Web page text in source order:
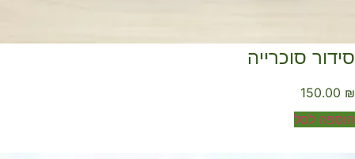
סוכרייה
150.00
לסל